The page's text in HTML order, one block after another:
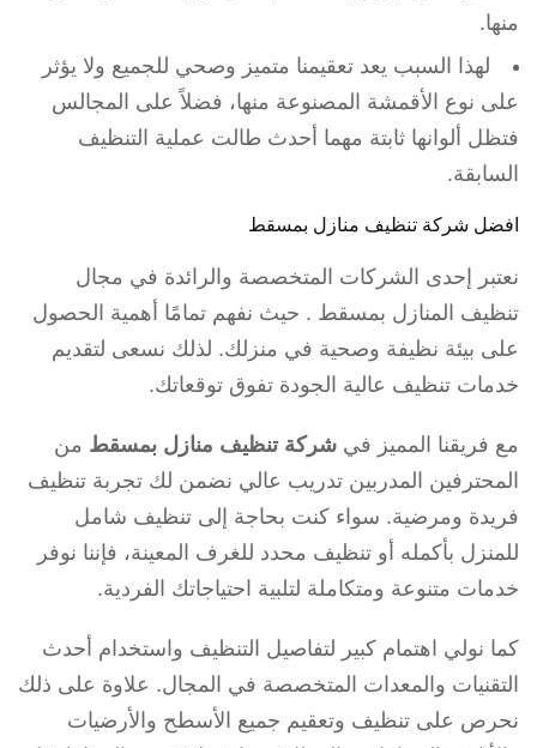
منها.
لهذا السبب يعد تعقيمنا متميز وصحي للجميع ولا يؤثر
على نوع الأقمشة المصنوعة منها، فضلاً على المجالس
فتظل ألوانها ثابتة مهما أحدث طالت عملية التنظيف
السابقة.
افضل شركة تنظيف منازل بمسقط
نعتبر إحدى الشركات المتخصصة والرائدة في مجال
تنظيف المنازل بمسقط . حيث نفهم تمامًا أهمية الحصول
على بيئة نظيفة وصحية في منزلك. لذلك نسعى لتقديم
خدمات تنظيف عالية الجودة تفوق توقعاتك.
مع فريقنا المميز في شركة تنظيف منازل بمسقط من
المحترفين المدربين تدريب عالي نضمن لك تجربة تنظيف
فريدة ومرضية. سواء كنت بحاجة إلى تنظيف شامل
للمنزل بأكمله أو تنظيف محدد للغرف المعينة، فإننا نوفر
خدمات متنوعة ومتكاملة لتلبية احتياجاتك الفردية.
كما نولي اهتمام كبير لتفاصيل التنظيف واستخدام أحدث
التقنيات والمعدات المتخصصة في المجال. علاوة على ذلك
نحرص على تنظيف وتعقيم جميع الأسطح والأرضيات